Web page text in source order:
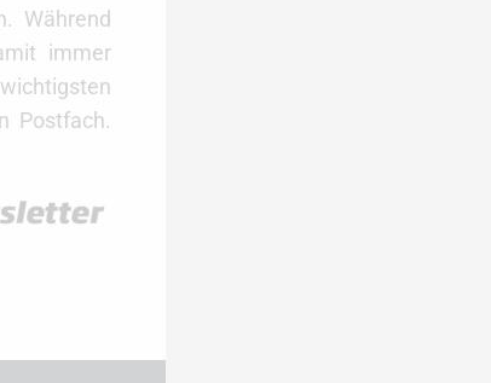
Während
immer
Postfach.